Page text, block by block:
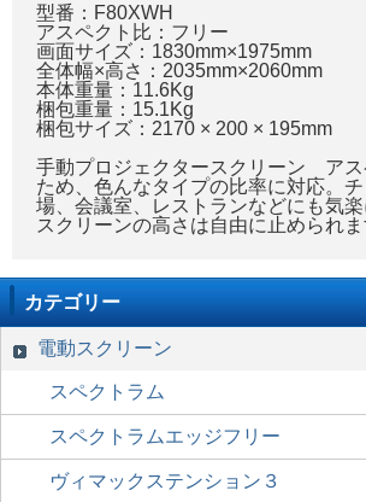
型番：F80XWH
アスペクト比：フリー
画面サイズ：1830mm×1975mm
全体幅×高さ：2035mm×2060mm
本体重量：11.6Kg
梱包重量：15.1Kg
梱包サイズ：2170 × 200 × 195mm
手動プロジェクタースクリーン アス
ため、色んなタイプの比率に対応。
場、会議室、レストランなどにも気楽
スクリーンの高さは自由に止められま
カテゴリー
電動スクリーン
スペクトラム
スペクトラムエッジフリー
ヴィマックステンション３